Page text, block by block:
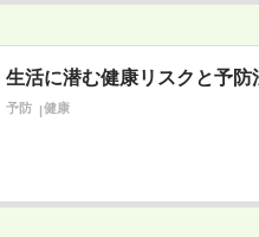
生活に潜む健康リスクと予防
予防 健康